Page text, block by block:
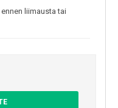
liimausta tai